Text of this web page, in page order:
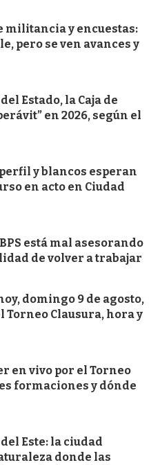
militancia y encuestas:
pero se ven avances y
Estado, la Caja de
en 2026, según el
y blancos esperan
en acto en Ciudad
está mal asesorando
de volver a trabajar
domingo 9 de agosto,
Clausura, hora y
en vivo por el Torneo
formaciones y dónde
Este: la ciudad
donde las